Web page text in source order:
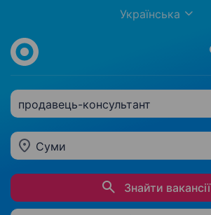
Українська
продавець-консультант
Суми
Знайти вакансії